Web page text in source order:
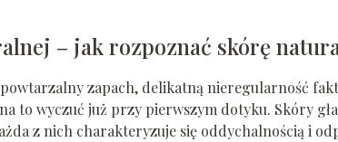
– jak rozpoznać skórę
zapach, delikatną nieregularność
to wyczuć już przy pierwszym dotyku. Skóry
z nich charakteryzuje się oddychalnością i